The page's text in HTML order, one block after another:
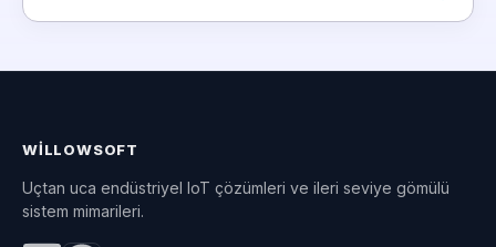
WILLOWSOFT
Uçtan uca endüstriyel IoT çözümleri ve ileri seviye gömülü
sistem mimarileri.